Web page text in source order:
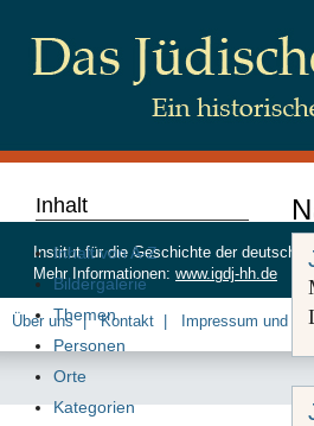
Inhalt
Inhalt von A-Z
Bildergalerie
Themen
Personen
Orte
Kategorien
Institut für die Geschichte der
Mehr Informationen: www.igdj-hh.de
Über uns Kontakt Impressum und